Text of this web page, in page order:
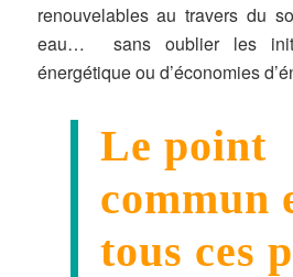
renouvelables au travers du
eau… sans oublier les
énergétique ou d’économies
Le point
commun
tous ces